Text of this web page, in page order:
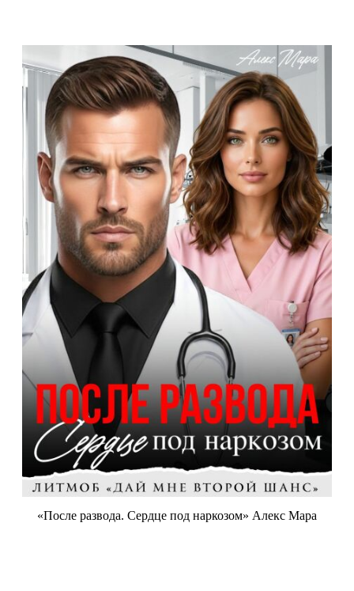
«После развода. Сердце под наркозом» Алекс Мара